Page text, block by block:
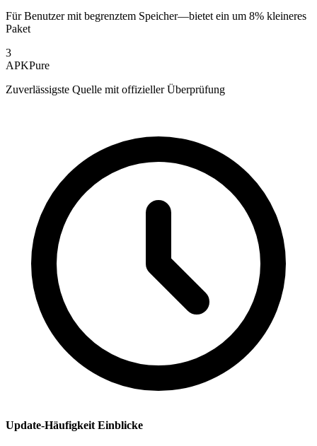
Für Benutzer mit begrenztem Speicher—bietet ein um 8% kleineres
Paket
3
APKPure
Zuverlässigste Quelle mit offizieller Überprüfung
Update-Häufigkeit Einblicke